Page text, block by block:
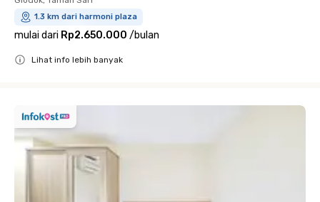
1.3 km dari harmoni plaza
mulai dari Rp2.650.000 /bulan
Lihat info lebih banyak